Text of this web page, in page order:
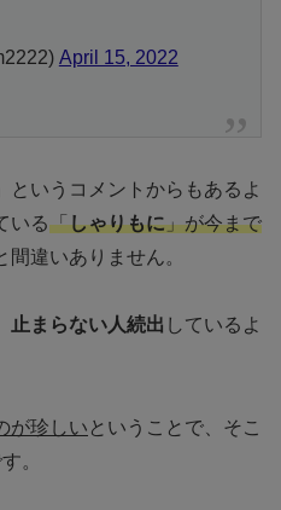
April 15, 2022
」というコメントからもあるよ
いる「しゃりもに」が今まで
間違いありません。
止まらない人続出 しているよ
が珍しい ということで、そこ
。